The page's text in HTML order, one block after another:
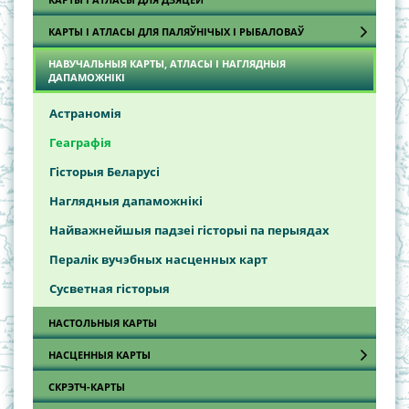
Турысцкія атласы Рэспублікі Беларусь
Турысцкія карты Рэспублікі Беларусь
Брэсцкая вобласць
Віцебская вобласць
Гомельская вобласць
Гродзенская вобласць
Магілёўская вобласць
Мінская вобласць
КАРТЫ І АТЛАСЫ ДЛЯ ПАЛЯЎНІЧЫХ І РЫБАЛОВАЎ
Атласы паляўнічага і рыбалова
Карты
НАВУЧАЛЬНЫЯ КАРТЫ, АТЛАСЫ І НАГЛЯДНЫЯ
ДАПАМОЖНІКІ
Астраномія
Геаграфія
Гісторыя Беларусі
Наглядныя дапаможнікі
Найважнейшыя падзеі гісторыі па перыядах
Пералік вучэбных насценных карт
Сусветная гісторыя
НАСТОЛЬНЫЯ КАРТЫ
НАСЦЕННЫЯ КАРТЫ
Агульнагеаграфічныя, аглядна-тапаграфічныя
СКРЭТЧ-КАРТЫ